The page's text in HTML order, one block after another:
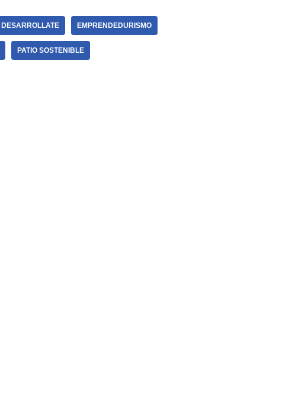
DESARROLLATE EMPRENDEDURISMO
PATIO SOSTENIBLE